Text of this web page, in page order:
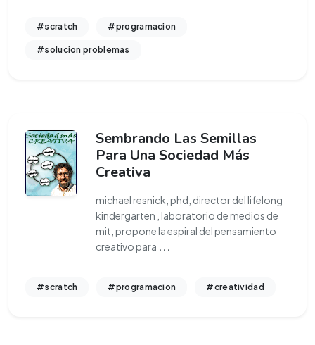
#scratch #programacion
#solucion problemas
Sembrando Las Semillas
Para Una Sociedad Más
Creativa
michael resnick, phd, director del lifelong
kindergarten , laboratorio de medios de
mit, propone la espiral del pensamiento
creativo para ...
#scratch #programacion #creatividad